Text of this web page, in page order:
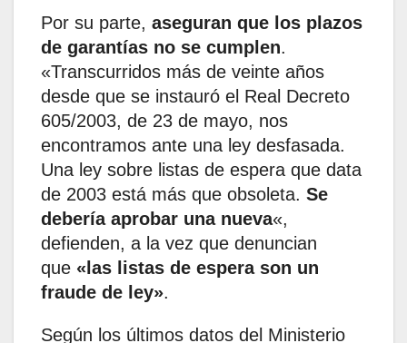
Por su parte, aseguran que los plazos
de garantías no se cumplen.
«Transcurridos más de veinte años
desde que se instauró el Real Decreto
605/2003, de 23 de mayo, nos
encontramos ante una ley desfasada.
Una ley sobre listas de espera que data
de 2003 está más que obsoleta. Se
debería aprobar una nueva«,
defienden, a la vez que denuncian
que «las listas de espera son un
fraude de ley».
Según los últimos datos del Ministerio